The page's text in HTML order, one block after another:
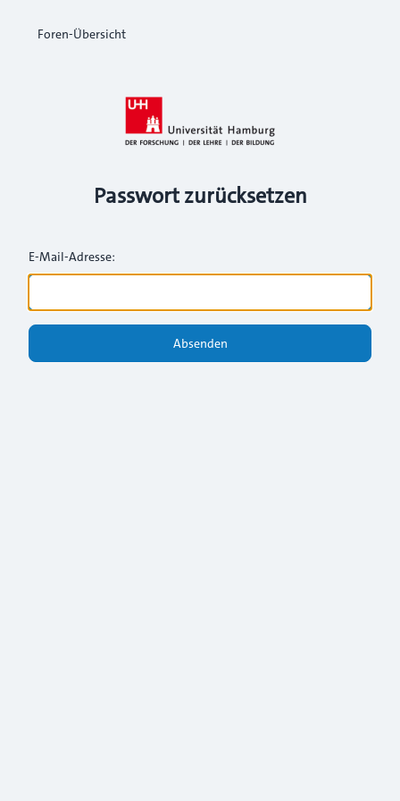
Foren-Übersicht
Passwort zurücksetzen
E-Mail-Adresse:
Absenden